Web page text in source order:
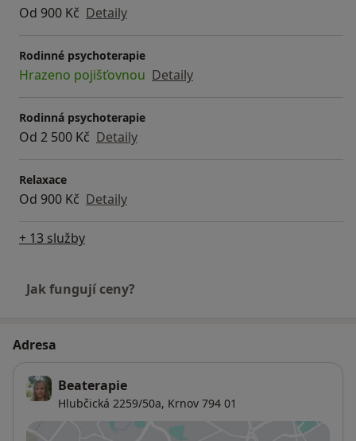
Od 900 Kč Detaily
Rodinné psychoterapie
Hrazeno pojišťovnou Detaily
Rodinná psychoterapie
Od 2 500 Kč Detaily
Relaxace
Od 900 Kč Detaily
+ 13 služby
Jak fungují ceny?
Adresa
Beaterapie
Hlubčická 2259/50a, Krnov 794 01